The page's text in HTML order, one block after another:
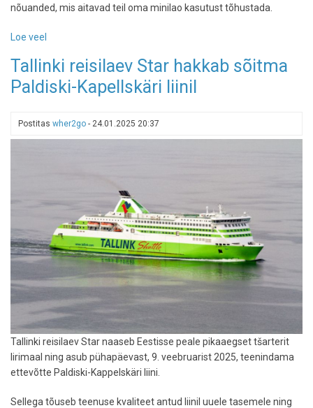
nõuanded, mis aitavad teil oma minilao kasutust tõhustada.
Loe veel
miniladu
Tallinnas:
ruumi
Tallinki reisilaev Star hakkab sõitma
Paldiski-Kapellskäri liinil
Postitas wher2go - 24.01.2025 20:37
Tallinki reisilaev Star naaseb Eestisse peale pikaaegset tšarterit
Iirimaal ning asub pühapäevast, 9. veebruarist 2025, teenindama
ettevõtte Paldiski-Kappelskäri liini.
Sellega tõuseb teenuse kvaliteet antud liinil uuele tasemele ning